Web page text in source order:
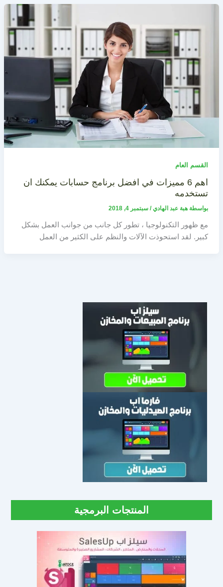
القسم العام
اهم 6 مميزات في افضل برنامج حسابات يمكنك ان
تستخدمه
بواسطة هبة عبد الهادي/ سبتمبر 4, 2018
مع ظهور التكنولوجيا ، تطور كل جانب من جوانب العمل بشكل
كبير. لقد استحوذت الآلات والنظم على الكثير من العمل
المنتجات البرمجية